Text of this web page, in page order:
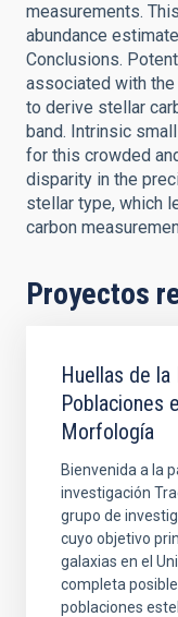
measurements.
abundance
Conclusions.
associated with
to derive stellar
band. Intrinsic
for this crowded
disparity in the
stellar type, which
carbon
Proyectos
Huellas de la
Poblaciones
Morfología
Bienvenida a la
investigación
grupo de
cuyo objetivo
galaxias en el
completa
poblaciones